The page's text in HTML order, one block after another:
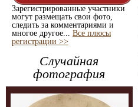
Зарегистрированные участники
могут размещать свои фото,
следить за комментариями и
многое другое... Все плюсы
регистрации >>
Случайная
фотография